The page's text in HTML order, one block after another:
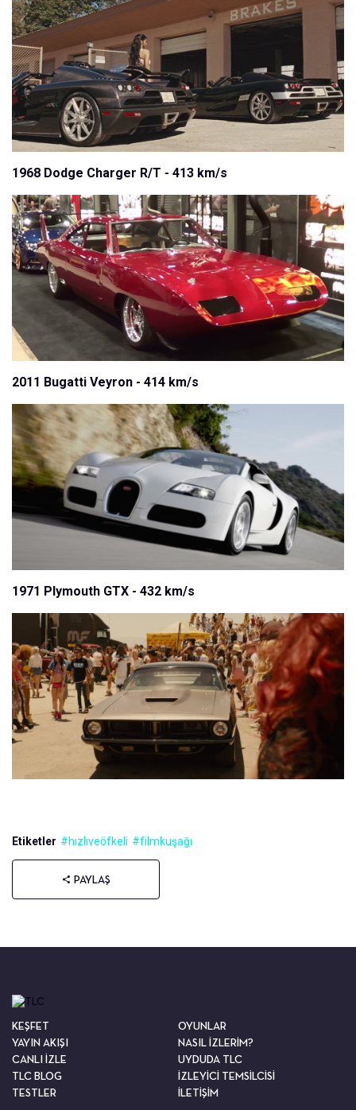
1968 Dodge Charger R/T - 413 km/s
2011 Bugatti Veyron - 414 km/s
1971 Plymouth GTX - 432 km/s
Etiketler #hızlıveöfkeli #filmkuşağı
PAYLAŞ
KEŞFET
YAYIN AKIŞI
CANLI İZLE
TLC BLOG
TESTLER
OYUNLAR
NASIL İZLERİM?
UYDUDA TLC
İZLEYİCİ TEMSİLCİSİ
İLETİŞİM